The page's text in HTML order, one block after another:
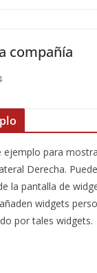
compañía
ejemplo para
Derecha.
la pantalla de
widgets
por tales widgets.